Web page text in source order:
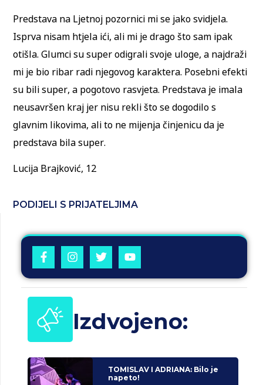
Predstava na Ljetnoj pozornici mi se jako svidjela.
Isprva nisam htjela ići, ali mi je drago što sam ipak
otišla. Glumci su super odigrali svoje uloge, a najdraži
mi je bio ribar radi njegovog karaktera. Posebni efekti
su bili super, a pogotovo rasvjeta. Predstava je imala
neusavršen kraj jer nisu rekli što se dogodilo s
glavnim likovima, ali to ne mijenja činjenicu da je
predstava bila super.
Lucija Brajković, 12
PODIJELI S PRIJATELJIMA
Izdvojeno:
TOMISLAV I ADRIANA: Bilo je
napeto!